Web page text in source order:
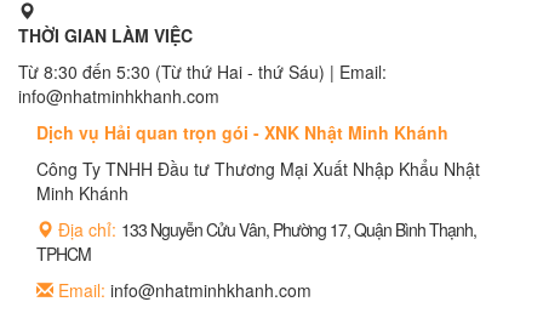
THỜI GIAN LÀM VIỆC
Từ 8:30 đến 5:30 (Từ thứ Hai - thứ Sáu) | Email:
info@nhatminhkhanh.com
Dịch vụ Hải quan trọn gói - XNK Nhật Minh Khánh
Công Ty TNHH Đầu tư Thương Mại Xuất Nhập Khẩu Nhật
Minh Khánh
Địa chỉ: 133 Nguyễn Cửu Vân, Phường 17, Quận Bình Thạnh,
TPHCM
Email: info@nhatminhkhanh.com